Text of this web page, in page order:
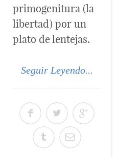
primogenitura (la
libertad) por un
plato de lentejas.
Seguir Leyendo...